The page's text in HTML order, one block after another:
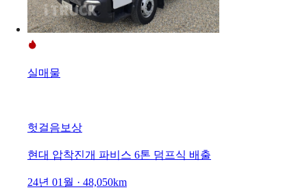
실매물
헛걸음보상
현대 압착진개 파비스 6톤 덤프식 배출
24년 01월 · 48,050km